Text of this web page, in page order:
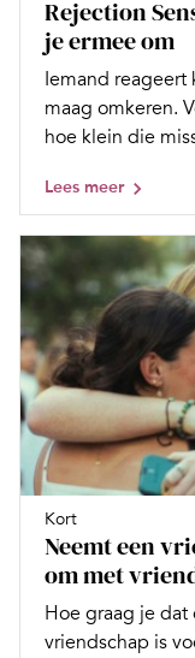
Rejection
je ermee om
Iemand
maag omkeren.
hoe klein die
Lees meer
Kort
Neemt een
om met
Hoe graag je
vriendschap is